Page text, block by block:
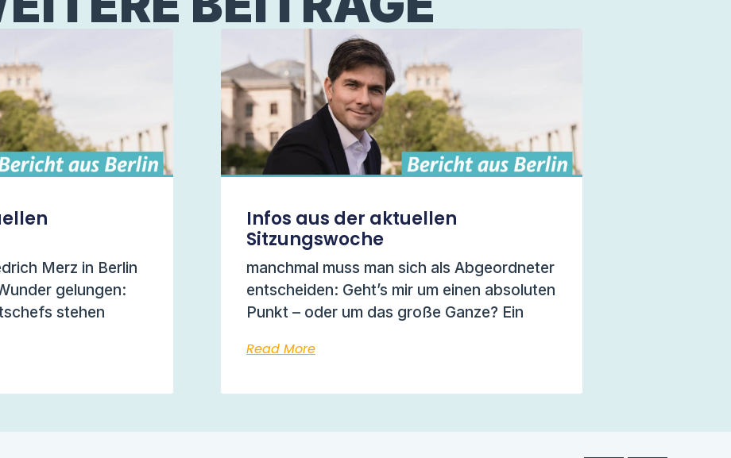
Merz in Berlin
gelungen:
stehen
Infos aus der aktuellen
Sitzungswoche
manchmal muss man sich als Abgeordneter
entscheiden: Geht’s mir um einen absoluten
Punkt – oder um das große Ganze? Ein
Read More